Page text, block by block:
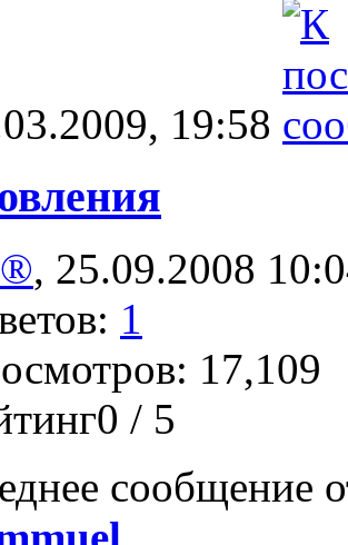
19:58
, 25.09.2008
1
17,109
/ 5
сообщение